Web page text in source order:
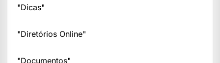
"Dicas"
"Diretórios Online"
"Documentos"